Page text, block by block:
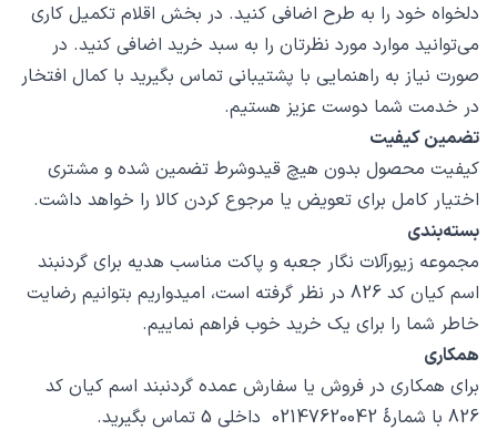
دلخواه خود را به طرح اضافی کنید. در بخش اقلام تکمیل کاری
می‌توانید موارد مورد نظرتان را به سبد خرید اضافی کنید. در
صورت نیاز به راهنمایی با پشتیبانی تماس بگیرید با کمال افتخار
در خدمت شما دوست عزیز هستیم.
تضمین کیفیت
کیفیت محصول بدون هیچ قیدوشرط تضمین شده و مشتری
اختیار کامل برای تعویض یا مرجوع کردن کالا را خواهد داشت.
بسته‌بندی
مجموعه زیورآلات نگار جعبه و پاکت مناسب هدیه برای گردنبند
اسم کیان کد 826 در نظر گرفته است، امیدواریم بتوانیم رضایت
خاطر شما را برای یک خرید خوب فراهم نماییم.
همکاری
برای همکاری در فروش یا سفارش عمده گردنبند اسم کیان کد
826 با شمارهٔ 02147620042 داخلی 5 تماس بگیرید.